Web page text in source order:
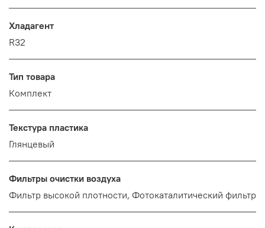
Хладагент
R32
Тип товара
Комплект
Текстура пластика
Глянцевый
Фильтры очистки воздуха
Фильтр высокой плотности, Фотокаталитический фильтр